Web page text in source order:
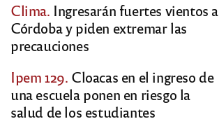
Clima. Ingresarán fuertes vientos a
Córdoba y piden extremar las
precauciones
Ipem 129. Cloacas en el ingreso de
una escuela ponen en riesgo la
salud de los estudiantes